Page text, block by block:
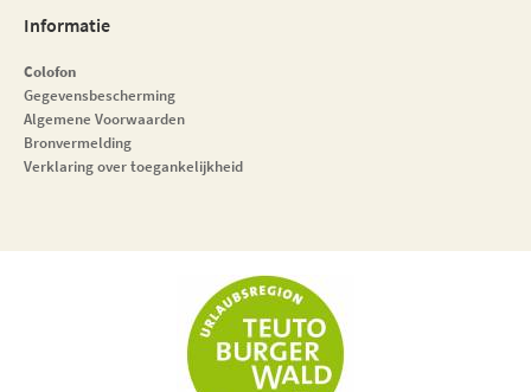
Informatie
Colofon
Gegevensbescherming
Algemene Voorwaarden
Bronvermelding
Verklaring over toegankelijkheid